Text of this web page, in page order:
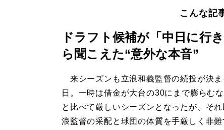
こんな記
ドラフト候補が「中日に
ら聞こえた“意外な本音”
来シーズンも立浪和義監督の続投が決ま
日。一時は借金が大台の30にまで膨らむ
と比べて厳しいシーズンとなったが、そ
浪監督の采配と球団の体質を手厳しく非